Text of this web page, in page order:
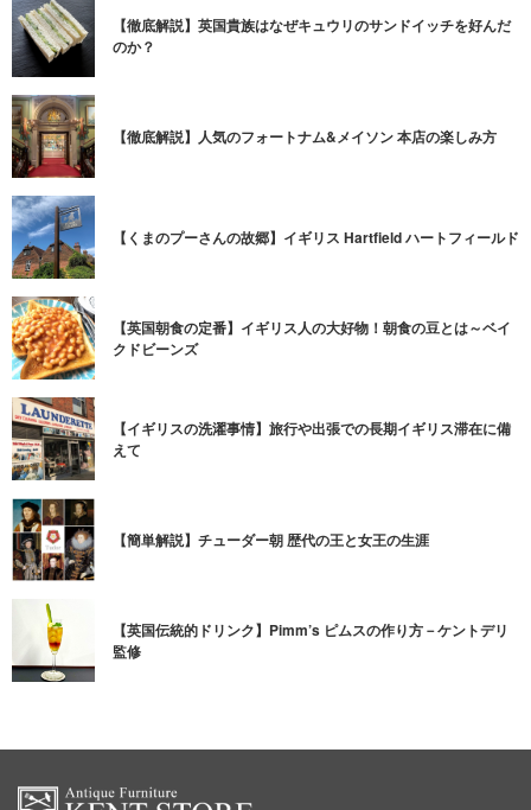
【徹底解説】英国貴族はなぜキュウリのサンドイッチを好んだ
のか？
【徹底解説】人気のフォートナム&メイソン 本店の楽しみ方
【くまのプーさんの故郷】イギリス Hartfield ハートフィールド
【英国朝食の定番】イギリス人の大好物！朝食の豆とは～ベイ
クドビーンズ
【イギリスの洗濯事情】旅行や出張での長期イギリス滞在に備
えて
【簡単解説】チューダー朝 歴代の王と女王の生涯
【英国伝統的ドリンク】Pimm’s ピムスの作り方－ケントデリ
監修